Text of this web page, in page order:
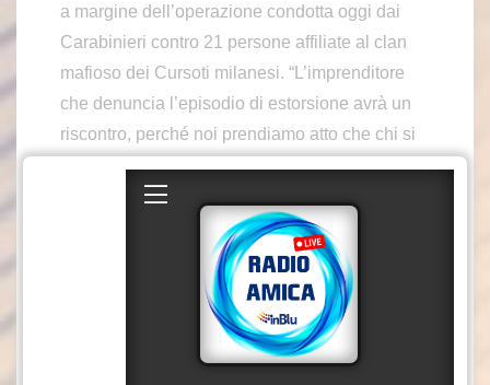
a margine dell’operazione condotta oggi dai
Carabinieri contro 21 persone affiliate al clan
mafioso dei Cursoti milanesi. “L’imprenditore
che denuncia l’episodio di estorsione avrà un
riscontro, perché noi prendiamo atto che chi si
raccontarci delle frottole – prosegue Curcio -.
Quindi, invito le vittime di questi trattamenti a
denunciare questi episodi perché avranno il
sostegno e la sicurezza di una risposta della
magistratura e delle forze dell’ordine”.